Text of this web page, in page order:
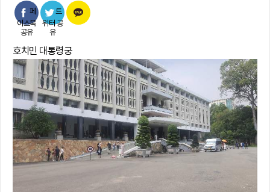
본문
페
이스북
공유
트
위터 공
유
호치민 대통령궁